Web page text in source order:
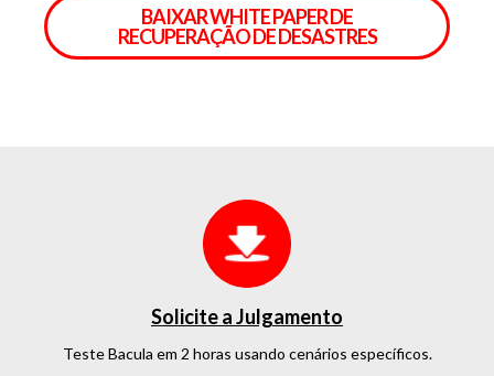
BAIXAR WHITE PAPER DE
RECUPERAÇÃO DE DESASTRES
Solicite a Julgamento
Teste Bacula em 2 horas usando cenários específicos.